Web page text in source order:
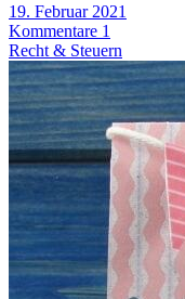
19. Februar 2021
Kommentare 1
Recht & Steuern